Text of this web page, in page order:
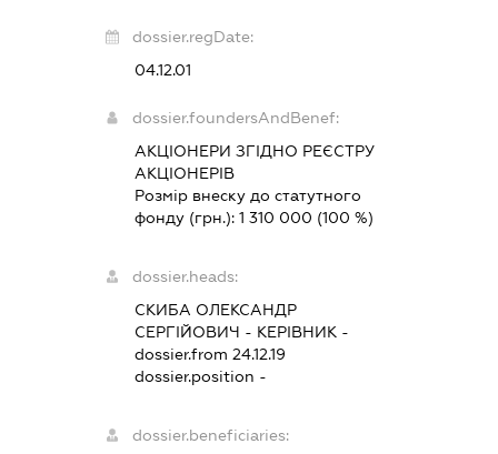
dossier.regDate:
04.12.01
dossier.foundersAndBenef:
АКЦІОНЕРИ ЗГІДНО РЕЄСТРУ
АКЦІОНЕРІВ
Розмір внеску до статутного
фонду (грн.): 1 310 000 (100 %)
dossier.heads:
СКИБА ОЛЕКСАНДР
СЕРГІЙОВИЧ - КЕРІВНИК-
dossier.from 24.12.19
dossier.position -
dossier.beneficiaries: